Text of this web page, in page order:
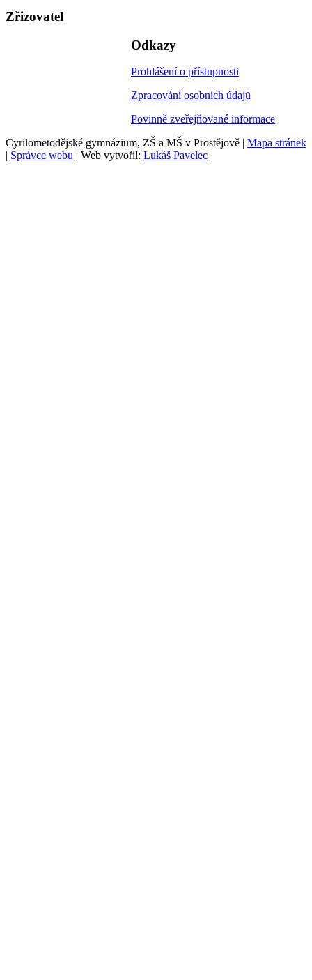
Zřizovatel
Odkazy
Prohlášení o přístupnosti
Zpracování osobních údajů
Povinně zveřejňované informace
Cyrilometodějské gymnázium, ZŠ a MŠ v Prostějově | Mapa stránek
| Správce webu | Web vytvořil: Lukáš Pavelec